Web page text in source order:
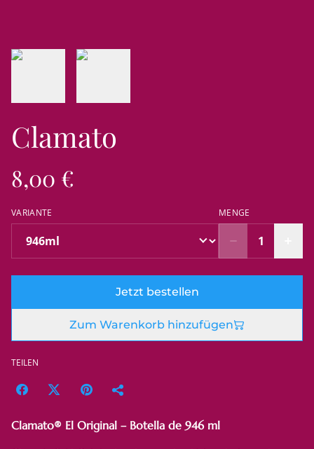
Clamato
8,00 €
VARIANTE MENGE
Jetzt bestellen
Zum Warenkorb hinzufügen
TEILEN
Clamato® El Original – Botella de 946 ml